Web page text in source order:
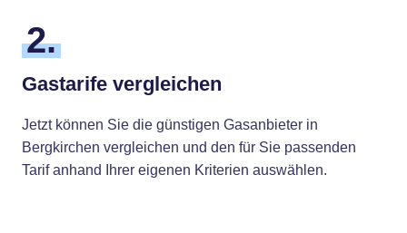
2.
Gastarife vergleichen
Jetzt können Sie die günstigen Gasanbieter in
Bergkirchen vergleichen und den für Sie passenden
Tarif anhand Ihrer eigenen Kriterien auswählen.